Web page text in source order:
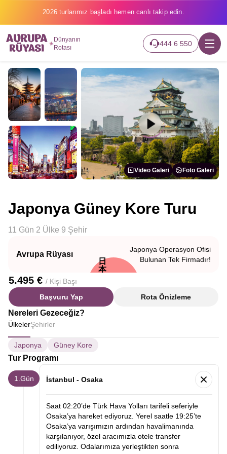
2026 turlarımız başladı hemen canlı takip edin.
Dünyanın
Rotası
444 6 550
Video Galeri Foto Galeri
Japonya Güney Kore Turu
11 Gün 2 Ülke 9 Şehir
Avrupa Rüyası
日
本
Japonya Operasyon Ofisi
Bulunan Tek Firmadır!
5.495 € / Kişi Başı
Başvuru Yap
Rota Önizleme
Nereleri Gezeceğiz?
ÜlkelerŞehirler
Japonya Güney Kore
Tur Programı
1.Gün İstanbul - Osaka
Saat 02:20’de Türk Hava Yolları tarifeli seferiyle
Osaka’ya hareket ediyoruz. Yerel saatle 19:25’te
Osaka’ya varışımızın ardından havalimanında
karşılanıyor, özel aracımızla otele transfer
ediliyoruz. Odalarımıza yerleştikten sonra